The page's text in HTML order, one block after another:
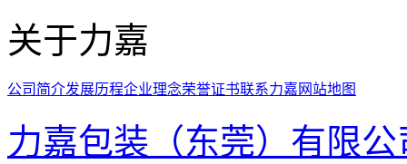
关于力嘉
公司简介发展历程企业理念荣誉证书联系力嘉 网站地图
力嘉包装（东莞）有限